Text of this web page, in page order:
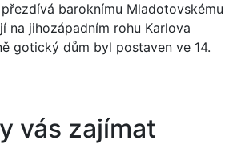
baroknímu Mladotovskému
na jihozápadním rohu Karlova
gotický dům byl postaven ve 14.
vás zajímat